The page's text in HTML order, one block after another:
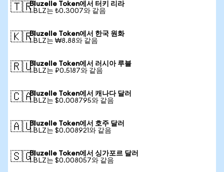
🇹🇷Bluzelle Token에서 터키 리라
1 BLZ는 ₺0.3007와 같음
🇰🇷Bluzelle Token에서 한국 원화
1 BLZ는 ₩8.88와 같음
🇷🇺Bluzelle Token에서 러시아 루블
1 BLZ는 ₽0.5187와 같음
🇨🇦Bluzelle Token에서 캐나다 달러
1 BLZ는 $0.008795와 같음
🇦🇺Bluzelle Token에서 호주 달러
1 BLZ는 $0.008921와 같음
🇸🇬Bluzelle Token에서 싱가포르 달러
1 BLZ는 $0.008057와 같음